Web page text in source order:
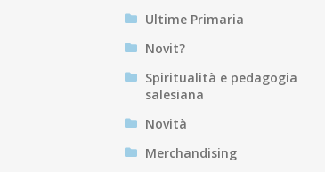
Ultime Primaria
Novit?
Spiritualità e pedagogia
salesiana
Novità
Merchandising